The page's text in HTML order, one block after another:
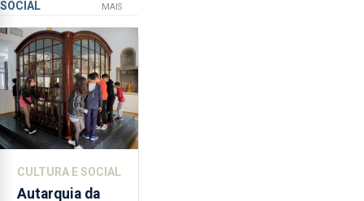
os
65
milhões
de
euros
e
abrange
767
SOCIAL
MAIS
CULTURA E SOCIAL
Autarquia da